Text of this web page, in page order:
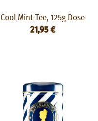
Cool Mint Tee, 125g Dose
21,95 €